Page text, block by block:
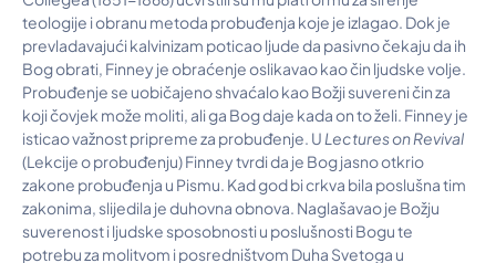
teologije i obranu metoda probuđenja koje je izlagao. Dok je
prevladavajući kalvinizam poticao ljude da pasivno čekaju da ih
Bog obrati, Finney je obraćenje oslikavao kao čin ljudske volje.
Probuđenje se uobičajeno shvaćalo kao Božji suvereni čin za
koji čovjek može moliti, ali ga Bog daje kada on to želi. Finney je
isticao važnost pripreme za probuđenje. U Lectures on Revival
(Lekcije o probuđenju) Finney tvrdi da je Bog jasno otkrio
zakone probuđenja u Pismu. Kad god bi crkva bila poslušna tim
zakonima, slijedila je duhovna obnova. Naglašavao je Božju
suverenost i ljudske sposobnosti u poslušnosti Bogu te
potrebu za molitvom i posredništvom Duha Svetoga u